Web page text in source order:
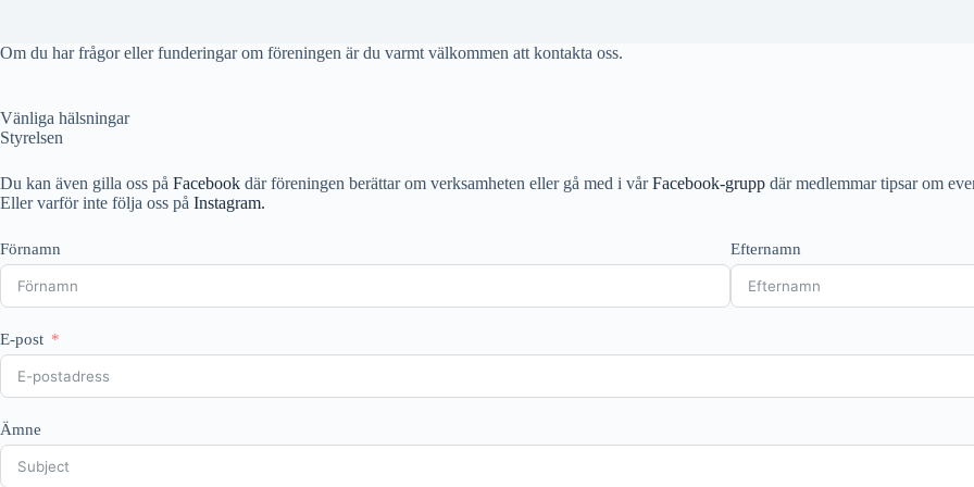
Om du har frågor eller funderingar om föreningen är du varmt välkommen att kontakta oss.
Vänliga hälsningar
Styrelsen
Du kan även gilla oss på Facebook där föreningen berättar om verksamheten eller gå med i vårFacebook-grupp där medlemmar tipsar om
Eller varför inte följa oss på Instagram.
Förnamn Efternamn
E-post
Ämne